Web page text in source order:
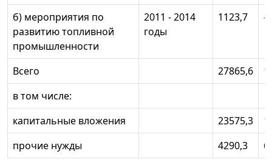
б) мероприятия по
развитию топливной
промышленности
2011 - 2014
годы
1123,7 -
Всего 27865,6
в том числе:
капитальные вложения
23575,3
прочие нужды
4290,3